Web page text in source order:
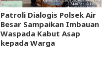
Patroli Dialogis Polsek Air
Besar Sampaikan Imbauan
Waspada Kabut Asap
kepada Warga